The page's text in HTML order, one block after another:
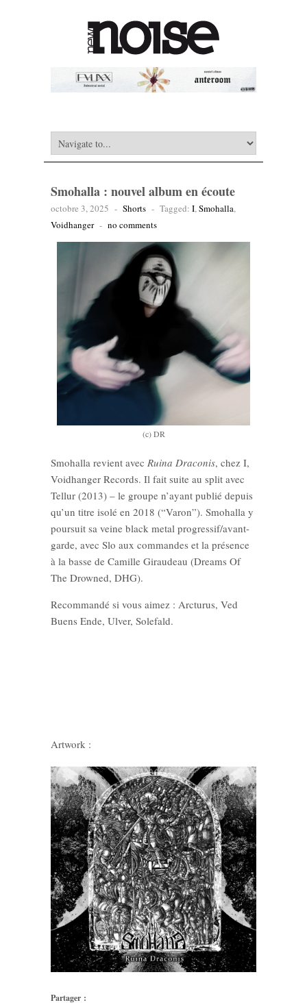
Smohalla : nouvel album en écoute
octobre 3, 2025 - Shorts - Tagged: I,Smohalla,
Voidhanger - no comments
(c) DR
Smohalla revient avec Ruina Draconis, chez I,
Voidhanger Records. Il fait suite au split avec
Tellur (2013) – le groupe n’ayant publié depuis
qu’un titre isolé en 2018 (“Varon”). Smohalla y
poursuit sa veine black metal progressif/avant-
garde, avec Slo aux commandes et la présence
à la basse de Camille Giraudeau (Dreams Of
The Drowned, DHG).
Recommandé si vous aimez : Arcturus, Ved
Buens Ende, Ulver, Solefald.
Artwork :
Partager :